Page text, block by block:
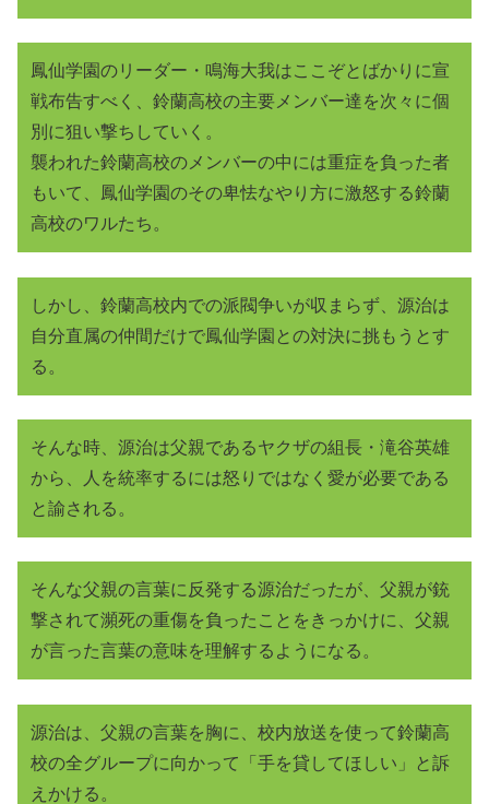
鳳仙学園のリーダー・鳴海大我はここぞとばかりに宣
戦布告すべく、鈴蘭高校の主要メンバー達を次々に個
別に狙い撃ちしていく。
襲われた鈴蘭高校のメンバーの中には重症を負った者
もいて、鳳仙学園のその卑怯なやり方に激怒する鈴蘭
高校のワルたち。
しかし、鈴蘭高校内での派閥争いが収まらず、源治は
自分直属の仲間だけで鳳仙学園との対決に挑もうとす
る。
そんな時、源治は父親であるヤクザの組長・滝谷英雄
から、人を統率するには怒りではなく愛が必要である
と諭される。
そんな父親の言葉に反発する源治だったが、父親が銃
撃されて瀕死の重傷を負ったことをきっかけに、父親
が言った言葉の意味を理解するようになる。
源治は、父親の言葉を胸に、校内放送を使って鈴蘭高
校の全グループに向かって「手を貸してほしい」と訴
えかける。